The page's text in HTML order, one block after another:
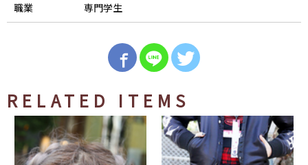
職業 専門学生
RELATED ITEMS